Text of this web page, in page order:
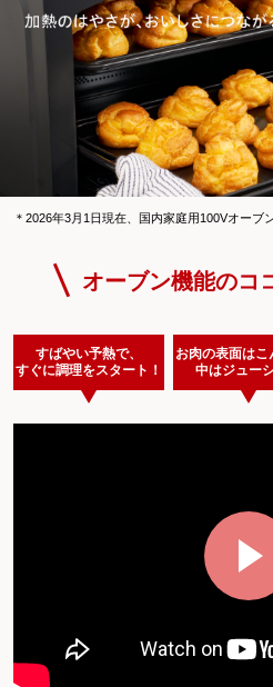
＊ 2026年3月1日現在、国内家庭用100Vオーブ
オーブン機能のコ
すばやい予熱で、
すぐに調理をスタート！
お肉の表面はこ
中はジュー